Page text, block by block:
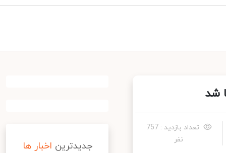
شد
تعداد بازدید : 757
نفر
جدیدترین اخبار ها